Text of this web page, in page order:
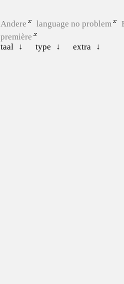
Andere language no problem
première
taal
type extra